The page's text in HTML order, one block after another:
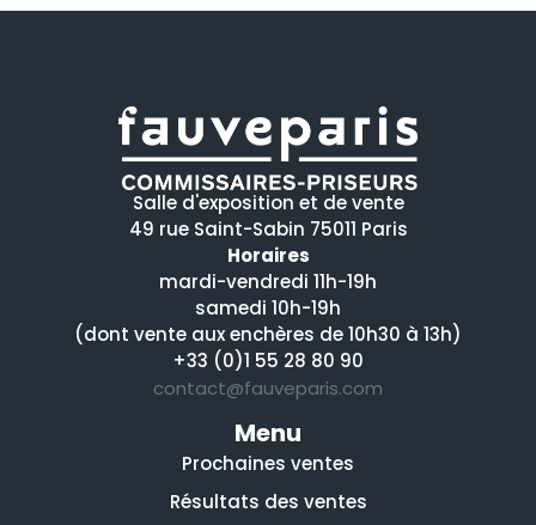
Salle d'exposition et de vente
49 rue Saint-Sabin 75011 Paris
Horaires
mardi-vendredi 11h-19h
samedi 10h-19h
(dont vente aux enchères de 10h30 à 13h)
+33 (0)1 55 28 80 90
contact@fauveparis.com
Menu
Prochaines ventes
Résultats des ventes